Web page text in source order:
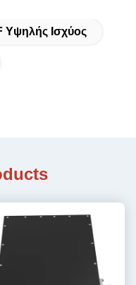
Υψηλής Ισχύος